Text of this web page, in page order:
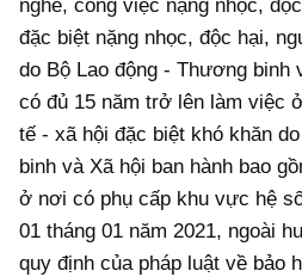
nghề, công việc nặng nhọc,
đặc biệt nặng nhọc, độc hại,
do Bộ Lao động - Thương binh
có đủ 15 năm trở lên làm việc
tế - xã hội đặc biệt khó khăn
binh và Xã hội ban hành bao
ở nơi có phụ cấp khu vực hệ
01 tháng 01 năm 2021, ngoài
quy định của pháp luật về bảo